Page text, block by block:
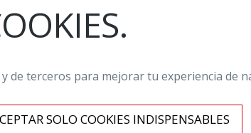
Policy
de terceros para mejorar tu experiencia de
SOLO COOKIES INDISPENSABLES